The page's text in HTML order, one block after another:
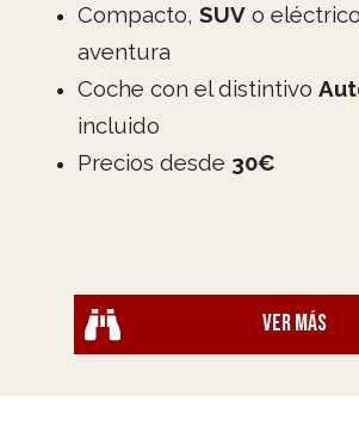
Compacto, SUV o
aventura
Coche con el distintivo
incluido
Precios desde 30€
Ver más